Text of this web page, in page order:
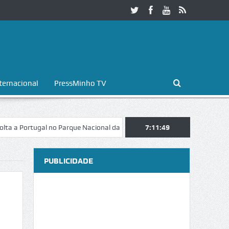
PressMinho TV
no Parque Nacional da Peneda-Gerês Esposende. Galaicofolia
7:11:50
PUBLICIDADE